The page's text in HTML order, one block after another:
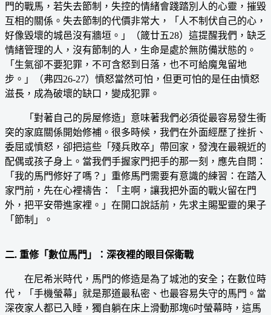
門的戰馬，若失去節制，失控的情緒會踐踏別人的心靈，摧毀
互相的關係。失去節制的代價非常大，「人不制伏自己的心，
好像毀壞的城邑沒有牆垣。」（箴廿五28）這提醒我們，缺乏
情緒管理的人，沒有節制的人，生命是處於無防備狀態的。
「生氣卻不要犯罪，不可含怒到日落，也不可給魔鬼留地
步。」（弗四26-27）憤怒當然可怕，但更可怕的是任由憤怒
滋長，成為破壞的缺口，變成犯罪。
「對著自己的房屋修造」意味著我們必須從最容易發生衝
突的家庭關係開始修補。很多時候，我們在外面經歷了挫折、
委屈或憤怒，卻把這些「殘兵敗卒」帶回家，發洩在最親近的
配偶或孩子身上。當我們手握家門把手的那一刻，應先自問：
「我的馬門修好了嗎？」重修馬門需要有意識的練習：在踏入
家門前，先在心裡禱告：「主啊，讓我把外面的戰火留在門
外，把平安帶進家裡。」在開口說話前，先求主賜聖靈的果子
「節制」。
二. 重修「數位馬門」：深夜裡的眼目保衛戰
在尼希米時代，馬門的修造是為了城池的安全；在數位時
代，「手機螢幕」就是那道最私密、也最容易失守的馬門。當
深夜家人都已入睡，獨自躺在床上滑動那塊6吋螢幕時，這馬